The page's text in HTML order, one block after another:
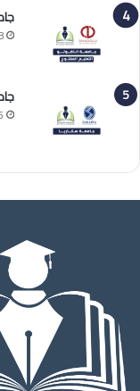
8
25